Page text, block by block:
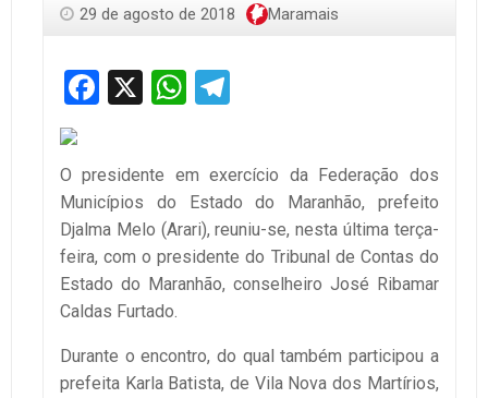
29 de agosto de 2018 Maramais
Facebook
X WhatsApp
O presidente em exercício da Federação dos
Municípios do Estado do Maranhão, prefeito
Djalma Melo (Arari), reuniu-se, nesta última terça-
feira, com o presidente do Tribunal de Contas do
Estado do Maranhão, conselheiro José Ribamar
Caldas Furtado.
Durante o encontro, do qual também participou a
prefeita Karla Batista, de Vila Nova dos Martírios,